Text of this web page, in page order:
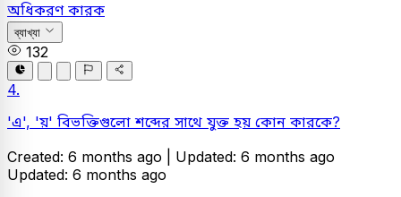
অধিকরণ কারক
ব্যাখ্যা
132
4.
'এ', 'য়' বিভক্তিগুলো শব্দের সাথে যুক্ত হয় কোন কারকে?
Created: 6 months ago | Updated: 6 months ago
Updated: 6 months ago